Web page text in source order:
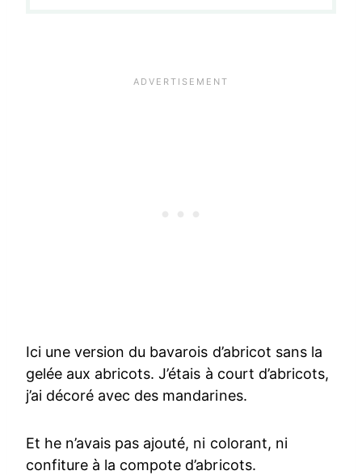
Ici une version du bavarois d’abricot sans la
gelée aux abricots. J’étais à court d’abricots,
j’ai décoré avec des mandarines.
Et he n’avais pas ajouté, ni colorant, ni
confiture à la compote d’abricots.